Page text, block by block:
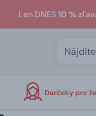
Len DNES10 %
Darčeky pre